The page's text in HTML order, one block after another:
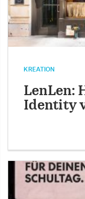
KREATION
LenLen:
Identity